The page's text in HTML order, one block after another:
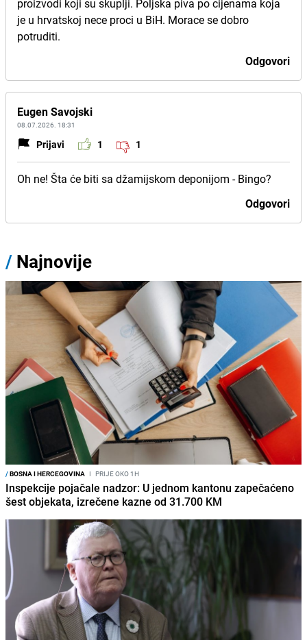
proizvodi koji su skuplji. Poljska piva po cijenama koja
je u hrvatskoj nece proci u BiH. Morace se dobro
potruditi.
Odgovori
Eugen Savojski
08.07.2026. 18:31
Prijavi 1 1
Oh ne! Šta će biti sa džamijskom deponijom - Bingo?
Odgovori
/ Najnovije
/BOSNA I HERCEGOVINA I PRIJE OKO 1H
Inspekcije pojačale nadzor: U jednom kantonu zapečaćeno
šest objekata, izrečene kazne od 31.700 KM